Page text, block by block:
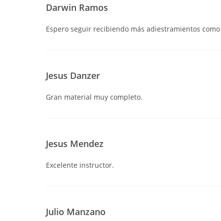
Darwin Ramos
Espero seguir recibiendo más adiestramientos
Jesus Danzer
Gran material muy completo.
Jesus Mendez
Excelente instructor.
Julio Manzano